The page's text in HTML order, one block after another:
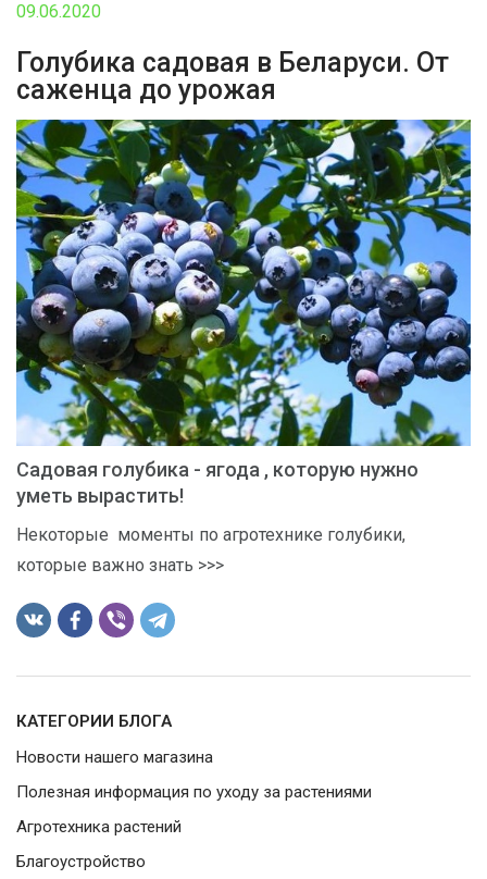
ОДНОЛЕТНИЕ
2026!
ВОЙТИ
ЗАБЫЛИ
ПАРОЛЬ?
09.06.2020
Голубика садовая в Беларуси. От
саженца до урожая
Садовая голубика - ягода , которую нужно
уметь вырастить!
Некоторые моменты по агротехнике голубики,
которые важно знать >>>
КАТЕГОРИИ БЛОГА
Новости нашего магазина
Полезная информация по уходу за растениями
Агротехника растений
Благоустройство